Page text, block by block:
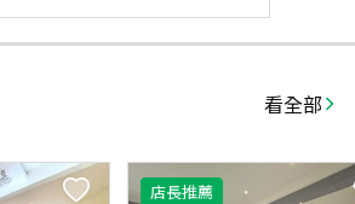
看全部
店長推薦